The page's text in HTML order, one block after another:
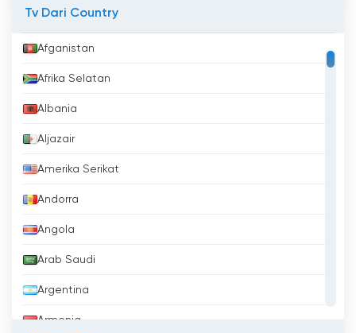
Tv Dari Country
Afganistan
Afrika Selatan
Albania
Aljazair
Amerika Serikat
Andorra
Angola
Arab Saudi
Argentina
Armenia